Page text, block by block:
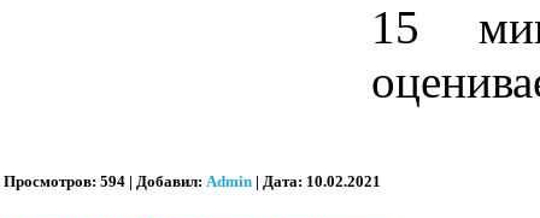
15
Просмотров: 594 | Добавил: Admin | Дата: 10.02.2021